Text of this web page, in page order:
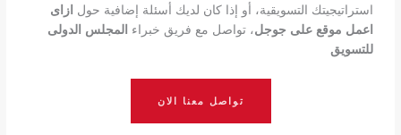
استراتيجيتك التسويقية، أو إذا كان لديك أسئلة إضافية حول ازاى
اعمل موقع على جوجل، تواصل مع فريق خبراء المجلس الدولى
للتسويق
تواصل معنا الان